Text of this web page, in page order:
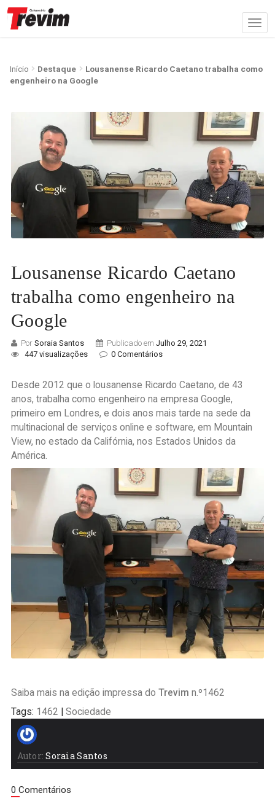
Início Destaque
Lousanense Ricardo Caetano trabalha como
engenheiro na Google
Lousanense Ricardo Caetano
trabalha como engenheiro na
Google
Por Soraia Santos Publicado em Julho 29, 2021
447 visualizações
0 Comentários
Desde 2012 que o lousanense Ricardo Caetano, de 43
anos, trabalha como engenheiro na empresa Google,
primeiro em Londres, e dois anos mais tarde na sede da
multinacional de serviços online e software, em Mountain
View, no estado da Califórnia, nos Estados Unidos da
América.
Saiba mais na edição impressa do Trevim n.º1462
Tags: 1462 Sociedade
Autor: Soraia Santos
0 Comentários